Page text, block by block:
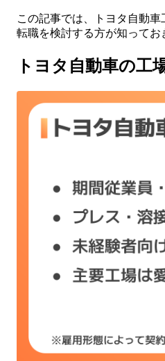
この記事では、トヨタ自動
転職を検討する方が知ってお
トヨタ自動車の工